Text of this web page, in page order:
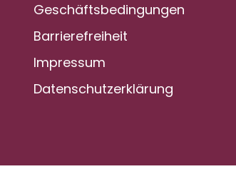
Geschäftsbedingungen
Barrierefreiheit
Impressum
Datenschutzerklärung